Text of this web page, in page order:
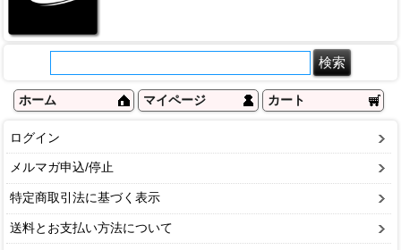
ホーム マイページ カート
ログイン
メルマガ申込/停止
特定商取引法に基づく表示
送料とお支払い方法について